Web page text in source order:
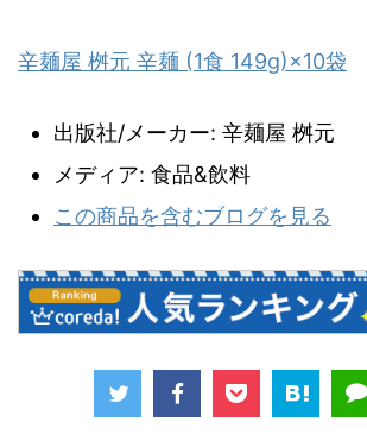
辛麺屋 桝元 辛麺 (1食 149g)×10袋
出版社/メーカー: 辛麺屋 桝元
メディア: 食品&飲料
この商品を含むブログを見る